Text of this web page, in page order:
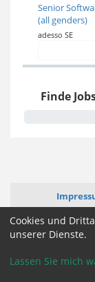
Senior
(all genders)
adesso SE
Finde
Cookies und
unserer Dienste.
Lassen Sie mich